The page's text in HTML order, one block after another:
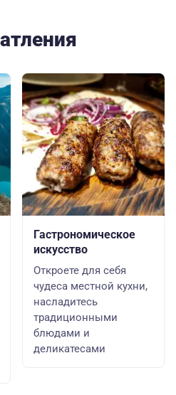
Гастрономическое
искусство
Откроете для себя
чудеса местной кухни,
насладитесь
традиционными
блюдами и
деликатесами